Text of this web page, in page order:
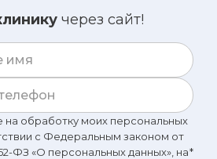
через сайт!
на обработку моих персональных
с Федеральным законом от
ФЗ «О персональных данных», на*